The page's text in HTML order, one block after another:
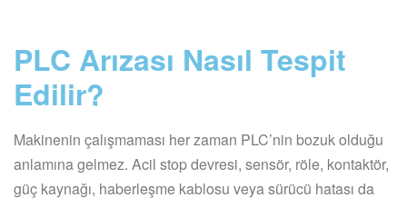
PLC Arızası Nasıl Tespit
Edilir?
Makinenin çalışmaması her zaman PLC’nin bozuk olduğu
anlamına gelmez. Acil stop devresi, sensör, röle, kontaktör,
güç kaynağı, haberleşme kablosu veya sürücü hatası da